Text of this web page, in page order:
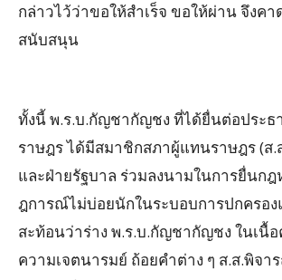
กล่าวไว้ว่าขอให้สำเร็จ ขอให้ผ่าน จึงค
สนับสนุน
ทั้งนี้ พ.ร.บ.กัญชากัญชง ที่ได้ยื่นต่อประ
ราษฎร ได้มีสมาชิกสภาผู้แทนราษฎร (ส.
และฝ่ายรัฐบาล ร่วมลงนามในการยื่นกฎ
ฎการณ์ไม่บ่อยนักในระบอบการปกครอง
สะท้อนว่าร่าง พ.ร.บ.กัญชากัญชง ในเนื้
ความเจตนารมย์ ถ้อยคำต่าง ๆ ส.ส.พิจา